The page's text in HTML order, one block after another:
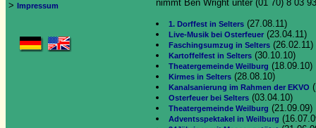
> Impressum
nimmt Ben Wright unter (01 70) 8 03
1. Dorffest in Selters (27.08.11)
Live-Musik bei Osterfeuer (23.04.11)
Faschingsumzug in Selters (26.02.11)
Kartoffelfest in Selters (30.10.10)
Theatergemeinde Weilburg (18.09.10)
Kirmes in Selters (28.08.10)
Kanalsanierung im Rahmen der EKVO
Osterfeuer bei Selters (03.04.10)
Theatergemeinde Weilburg (21.09.09)
Adventsspektakel in Weilburg